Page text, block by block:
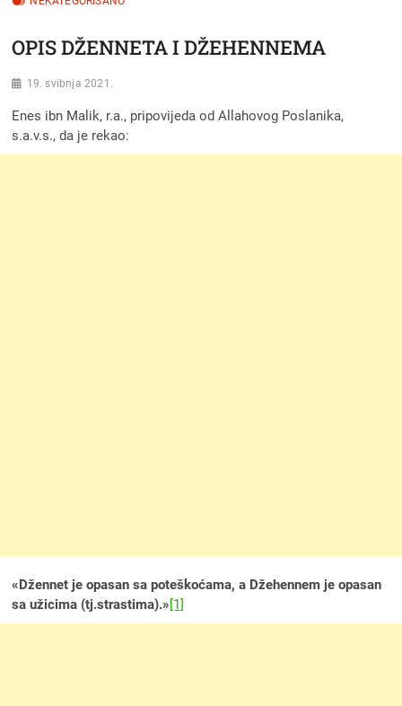
OPIS DŽENNETA I DŽEHENNEMA
19. svibnja 2021.
Enes ibn Malik, r.a., pripovijeda od Allahovog Poslanika,
s.a.v.s., da je rekao:
«Džennet je opasan sa poteškoćama, a Džehennem je opasan
sa užicima (tj.strastima).»[1]